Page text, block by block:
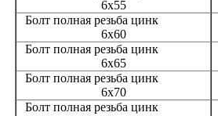
6х55
Болт полная резьба цинк
6х60
Болт полная резьба цинк
6х65
Болт полная резьба цинк
6х70
Болт полная резьба цинк